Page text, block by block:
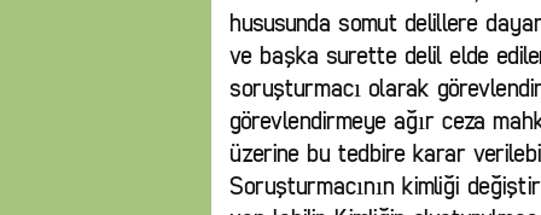
hususunda somut delillere
ve başka surette delil elde
soruşturmacı olarak
görevlendirmeye ağır ceza
üzerine bu tedbire karar
Soruşturmacının kimliği